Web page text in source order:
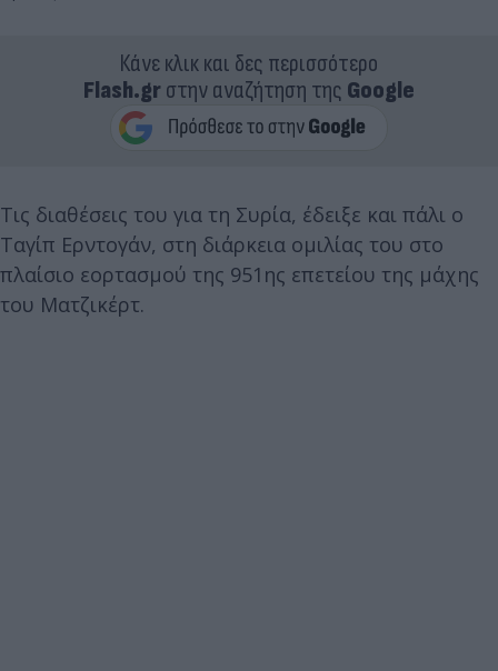
Κάνε κλικ και δες περισσότερο
Flash.grστην αναζήτηση της Google
Τις διαθέσεις του για τη Συρία, έδειξε και πάλι ο
Ταγίπ Ερντογάν, στη διάρκεια ομιλίας του στο
πλαίσιο εορτασμού της 951ης επετείου της μάχης
του Ματζικέρτ.